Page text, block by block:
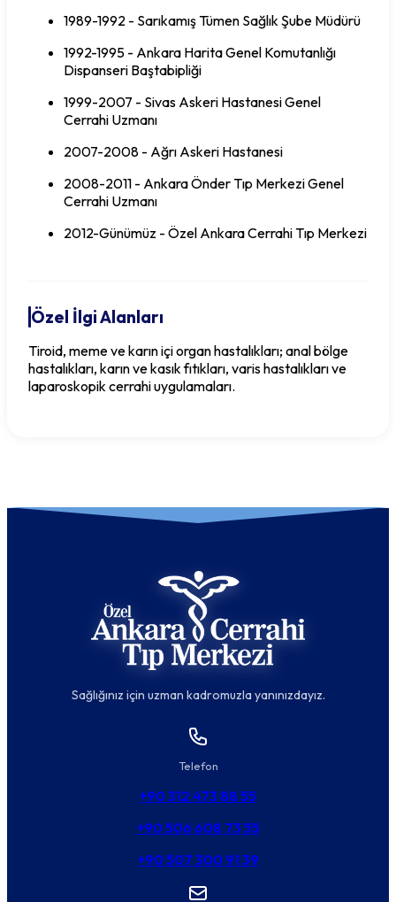
1989-1992 - Sarıkamış Tümen Sağlık Şube Müdürü
1992-1995 - Ankara Harita Genel Komutanlığı
Dispanseri Baştabipliği
1999-2007 - Sivas Askeri Hastanesi Genel
Cerrahi Uzmanı
2007-2008 - Ağrı Askeri Hastanesi
2008-2011 - Ankara Önder Tıp Merkezi Genel
Cerrahi Uzmanı
2012-Günümüz - Özel Ankara Cerrahi Tıp Merkezi
Özel İlgi Alanları
Tiroid, meme ve karın içi organ hastalıkları; anal bölge
hastalıkları, karın ve kasık fıtıkları, varis hastalıkları ve
laparoskopik cerrahi uygulamaları.
Sağlığınız için uzman kadromuzla yanınızdayız.
Telefon
+90 312 473 88 55
+90 506 608 73 55
+90 507 300 91 39